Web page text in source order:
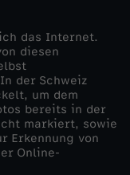
das Internet.
diesen
der Schweiz
um dem
bereits in der
markiert, sowie
Erkennung von
Online-